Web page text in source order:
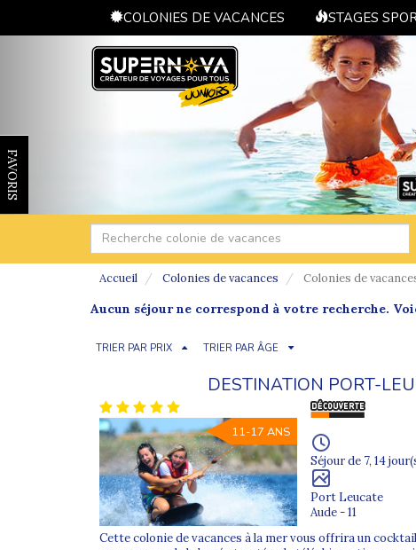
COLONIES DE VACANCES STAGES
FAVORIS
Accueil Colonies de vacances Colonies de
Aucun séjour ne correspond à votre recherche.
TRIER PAR PRIX TRIER PAR ÂGE
DESTINATION PORT-
11-17 ANS
Séjour de 7, 14
Port Leucate
Aude - 11
Cette colonie de vacances à la mer vous offrira un